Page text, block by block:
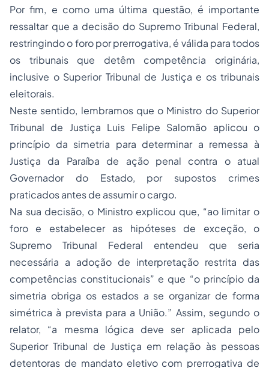
Por fim, e como uma última questão, é importante
ressaltar que a decisão do Supremo Tribunal Federal,
restringindo o foro por prerrogativa, é válida para todos
os tribunais que detêm competência originária,
inclusive o Superior Tribunal de Justiça e os tribunais
eleitorais.
Neste sentido, lembramos que o Ministro do Superior
Tribunal de Justiça Luis Felipe Salomão aplicou o
princípio da simetria para determinar a remessa à
Justiça da Paraíba de ação penal contra o atual
Governador do Estado, por supostos crimes
praticados antes de assumir o cargo.
Na sua decisão, o Ministro explicou que, “ao limitar o
foro e estabelecer as hipóteses de exceção, o
Supremo Tribunal Federal entendeu que seria
necessária a adoção de interpretação restrita das
competências constitucionais” e que “o princípio da
simetria obriga os estados a se organizar de forma
simétrica à prevista para a União.” Assim, segundo o
relator, “a mesma lógica deve ser aplicada pelo
Superior Tribunal de Justiça em relação às pessoas
detentoras de mandato eletivo com prerrogativa de